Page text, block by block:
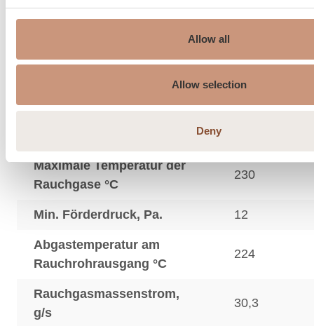
Allow all
Allow selection
Deny
oberen Anschlussrauchs,
550
Verbrennungsluftkanal
unter Ofen, Durchmesser,
mm
150
Maximale Temperatur der
Rauchgase °C
230
Min. Förderdruck, Pa. 12
Abgastemperatur am
Rauchrohrausgang °C
224
Rauchgasmassenstrom,
g/s
30,3